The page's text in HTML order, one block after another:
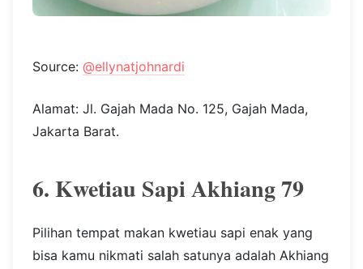
Source: @ellynatjohnardi
Alamat: Jl. Gajah Mada No. 125, Gajah Mada,
Jakarta Barat.
6. Kwetiau Sapi Akhiang 79
Pilihan tempat makan kwetiau sapi enak yang
bisa kamu nikmati salah satunya adalah Akhiang